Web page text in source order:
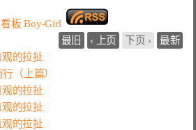
看板Boy-Girl
最旧
‹ 上页 下页 ›
最新
的拉扯
（上篇）
的拉扯
的拉扯
的拉扯